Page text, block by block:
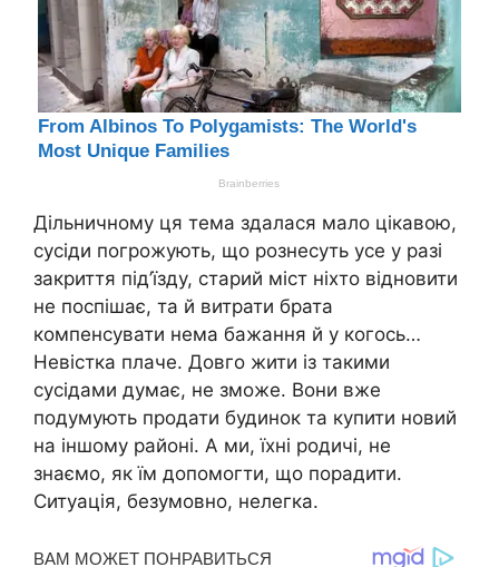
Дільничному ця тема здалася мало цікавою,
сусіди погрожують, що рознесуть усе у разі
закриття під’їзду, старий міст ніхто відновити
не поспішає, та й витрати брата
компенсувати нема бажання й у когось…
Невістка плаче. Довго жити із такими
сусідами думає, не зможе. Вони вже
подумують продати будинок та купити новий
на іншому районі. А ми, їхні родичі, не
знаємо, як їм допомогти, що порадити.
Ситуація, безумовно, нелегка.